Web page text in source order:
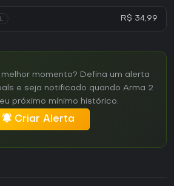
R$ 34,99
momento? Defina um alerta
e seja notificado quando Arma 2
próximo mínimo histórico.
Criar Alerta